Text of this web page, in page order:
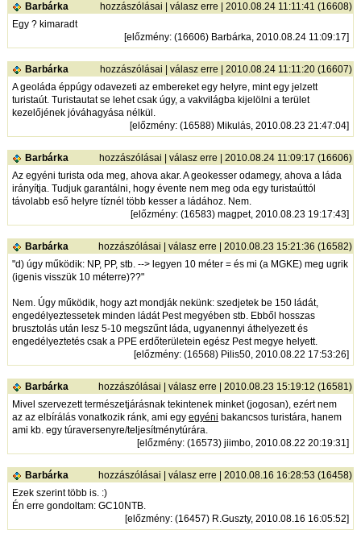
Barbárka hozzászólásai |válasz erre | 2010.08.24 11:11:41 (16608)
Egy ? kimaradt
[előzmény: (16606) Barbárka, 2010.08.24 11:09:17]
Barbárka hozzászólásai |válasz erre | 2010.08.24 11:11:20 (16607)
A geoláda éppúgy odavezeti az embereket egy helyre, mint egy jelzett
turistaút. Turistautat se lehet csak úgy, a vakvilágba kijelölni a terület
kezelőjének jóváhagyása nélkül.
[előzmény: (16588) Mikulás, 2010.08.23 21:47:04]
Barbárka hozzászólásai |válasz erre | 2010.08.24 11:09:17 (16606)
Az egyéni turista oda meg, ahova akar. A geokesser odamegy, ahova a láda
irányítja. Tudjuk garantálni, hogy évente nem meg oda egy turistaúttól
távolabb eső helyre tíznél több kesser a ládához. Nem.
[előzmény: (16583) magpet, 2010.08.23 19:17:43]
Barbárka hozzászólásai |válasz erre | 2010.08.23 15:21:36 (16582)
"d) úgy működik: NP, PP, stb. --> legyen 10 méter = és mi (a MGKE) meg ugrik
(igenis visszük 10 méterre)??"
Nem. Úgy működik, hogy azt mondják nekünk: szedjetek be 150 ládát,
engedélyeztessetek minden ládát Pest megyében stb. Ebből hosszas
brusztolás után lesz 5-10 megszűnt láda, ugyanennyi áthelyezett és
engedélyeztetés csak a PPE erdőterületein egész Pest megye helyett.
[előzmény: (16568) Pilis50, 2010.08.22 17:53:26]
Barbárka hozzászólásai |válasz erre | 2010.08.23 15:19:12 (16581)
Mivel szervezett természetjárásnak tekintenek minket (jogosan), ezért nem
az az elbírálás vonatkozik ránk, ami egyegyéni bakancsos turistára, hanem
ami kb. egy túraversenyre/teljesítménytúrára.
[előzmény: (16573) jiimbo, 2010.08.22 20:19:31]
Barbárka hozzászólásai |válasz erre | 2010.08.16 16:28:53 (16458)
Ezek szerint több is. :)
Én erre gondoltam: GC10NTB.
[előzmény: (16457) R.Guszty, 2010.08.16 16:05:52]